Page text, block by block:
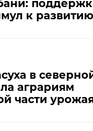
к развитию
в
аграриям
части